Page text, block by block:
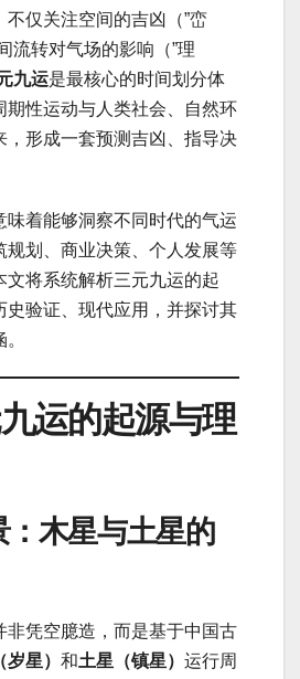
不仅关注空间的吉凶（”峦
流转对气场的影响（”理
九运是最核心的时间划分体
期性运动与人类社会、自然环
，形成一套预测吉凶、指导决
味着能够洞察不同时代的气运
规划、商业决策、个人发展等
文将系统解析三元九运的起
史验证、现代应用，并探讨其
运的起源与理
：木星与土星的
非凭空臆造，而是基于中国古
星） 和土星（镇星） 运行周